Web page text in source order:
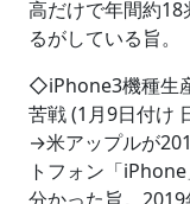
高だけで年間約
るがしている旨。
◇iPhone3機種生
苦戦 (1月9日付け
→米アップルが
トフォン「